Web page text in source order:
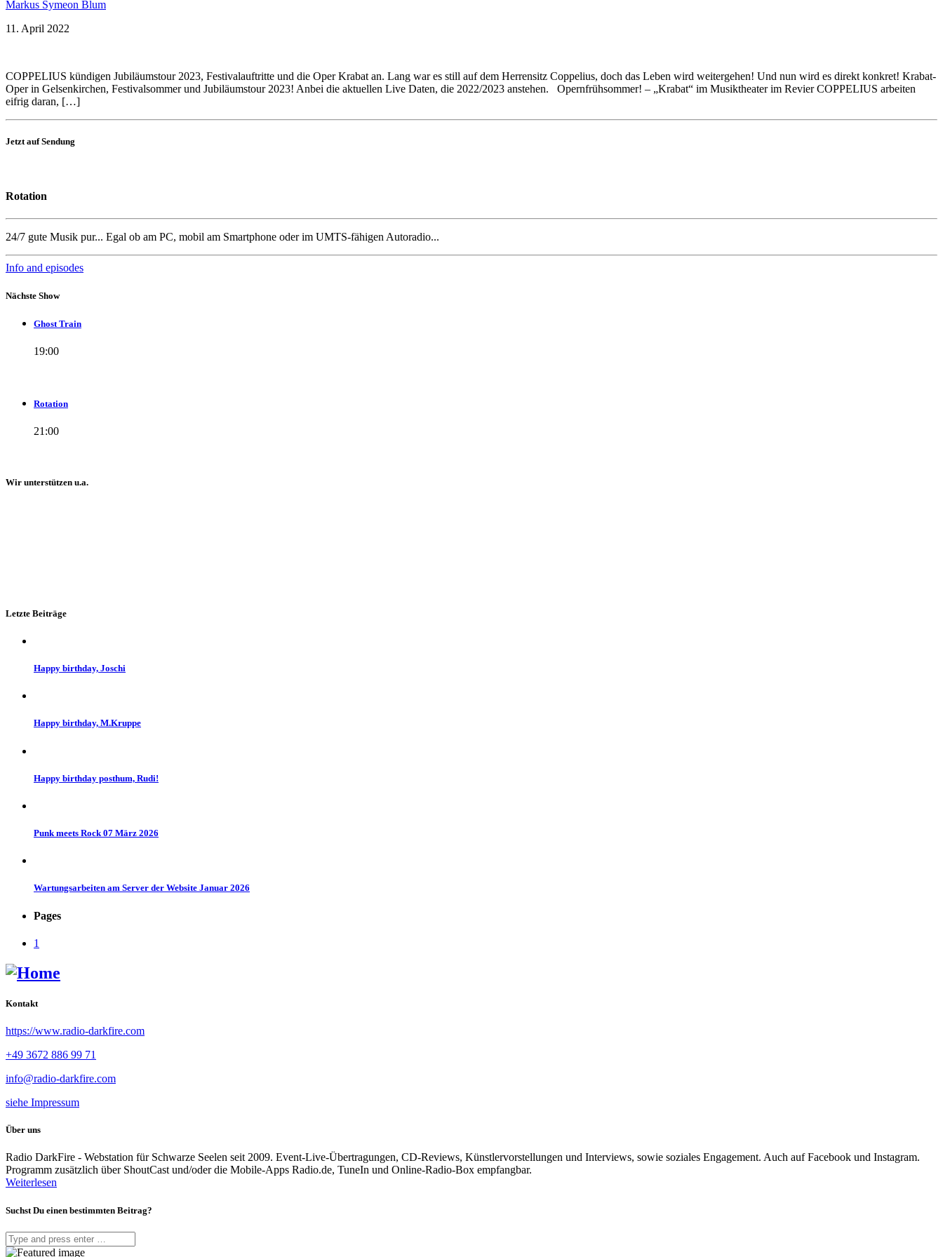
Markus Symeon Blum
11. April 2022
COPPELIUS kündigen Jubiläumstour 2023, Festivalauftritte und die Oper Krabat an. Lang war es still auf dem Herrensitz Coppelius, doch das Leben wird weitergehen! Und nun wird es direkt konkret! Krabat-
Oper in Gelsenkirchen, Festivalsommer und Jubiläumstour 2023! Anbei die aktuellen Live Daten, die 2022/2023 anstehen. Opernfrühsommer! – „Krabat“ im Musiktheater im Revier COPPELIUS arbeiten
eifrig daran, […]
Jetzt auf Sendung
Rotation
24/7 gute Musik pur... Egal ob am PC, mobil am Smartphone oder im UMTS-fähigen Autoradio...
Info and episodes
Nächste Show
Ghost Train
19:00
Rotation
21:00
Wir unterstützen u.a.
Letzte Beiträge
Happy birthday, Joschi
Happy birthday, M.Kruppe
Happy birthday posthum, Rudi!
Punk meets Rock 07 März 2026
Wartungsarbeiten am Server der Website Januar 2026
Pages
1
Kontakt
https://www.radio-darkfire.com
+49 3672 886 99 71
info@radio-darkfire.com
siehe Impressum
Über uns
Radio DarkFire - Webstation für Schwarze Seelen seit 2009. Event-Live-Übertragungen, CD-Reviews, Künstlervorstellungen und Interviews, sowie soziales Engagement. Auch auf Facebook und Instagram.
Programm zusätzlich über ShoutCast und/oder die Mobile-Apps Radio.de, TuneIn und Online-Radio-Box empfangbar.
Weiterlesen
Suchst Du einen bestimmten Beitrag?